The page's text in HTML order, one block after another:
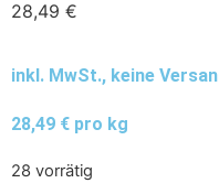
28,49 €
inkl. MwSt., keine
28,49 € pro kg
28 vorrätig